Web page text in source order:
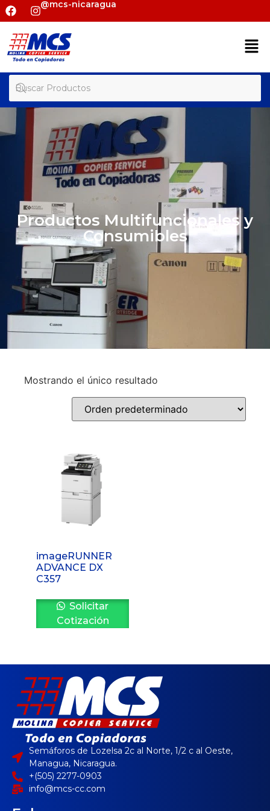
@mcs-nicaragua
Productos Multifuncionales y
Consumibles
Mostrando el único resultado
imageRUNNER
ADVANCE DX
C357
Solicitar
Cotización
Semáforos de Lozelsa 2c al Norte, 1/2 c al Oeste,
Managua, Nicaragua.
+(505) 2277-0903
info@mcs-cc.com